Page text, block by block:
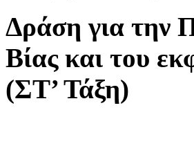
Δράση για την
Βίας και του
(ΣΤ’ Τάξη)